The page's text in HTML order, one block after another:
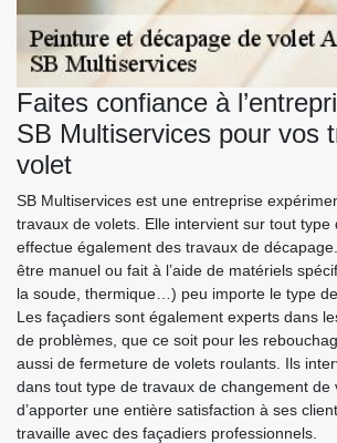
Faites confiance à
SB Multiservices pour vos
volet
SB Multiservices est une entreprise
travaux de volets. Elle intervient sur tout type
effectue également des travaux de
être manuel ou fait à l’aide de matériels
la soude, thermique…) peu importe le type
Les façadiers sont également experts dans
de problèmes, que ce soit pour les
aussi de fermeture de volets roulants. Ils
dans tout type de travaux de changement de
d’apporter une entière satisfaction à ses
travaille avec des façadiers professionnels.